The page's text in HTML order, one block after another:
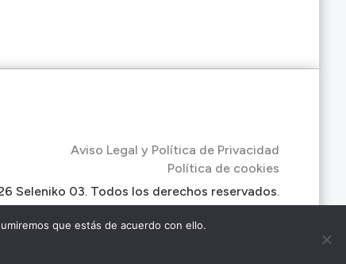
Aviso Legal y Política de Privacidad
Política de cookies
Seleniko 03. Todos los derechos reservados.
que estás de acuerdo con ello.